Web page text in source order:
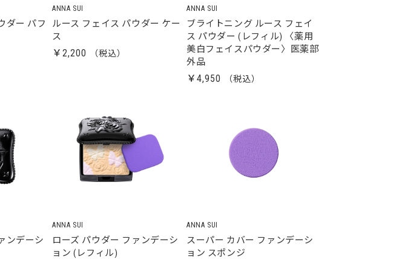
ダー パフ
ANNA SUI
ルース フェイス パウダー ケー
ス
￥2,200
ANNA SUI
ブライトニング ルース フェイ
ス パウダー (レフィル) 〈薬用
美白フェイスパウダー〉医薬部
外品
￥4,950
ンデーシ
ANNA SUI
ローズ パウダー ファンデーシ
ョン (レフィル)
ANNA SUI
スーパー カバー ファンデーシ
ョン スポンジ